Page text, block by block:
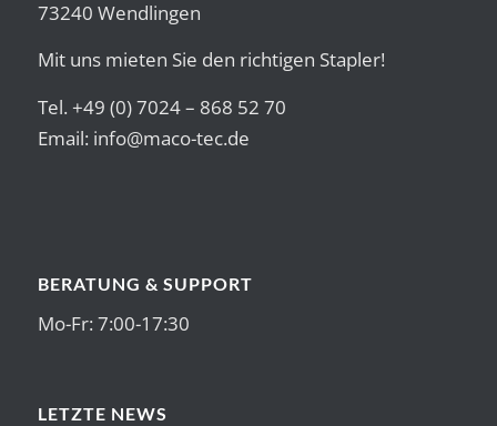
73240 Wendlingen
Mit uns mieten Sie den richtigen Stapler!
Tel. +49 (0) 7024 – 868 52 70
Email: info@maco-tec.de
BERATUNG & SUPPORT
Mo-Fr: 7:00-17:30
LETZTE NEWS